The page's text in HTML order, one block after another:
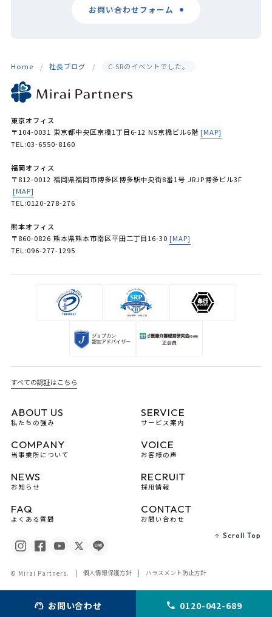
お問い合わせ 0120-042-689
お問い合わせフォーム
Home 社長ブログ C-SRのイベントでした。
Scroll Top
東京オフィス
〒104-0031 東京都中央区京橋1丁目6-12 NS京橋ビル6階 [MAP]
TEL:03-6550-8160
福岡オフィス
〒812-0012 福岡県福岡市博多区博多駅中央街8番1号 JRJP博多ビル3F
[MAP]
TEL:0120-278-276
熊本オフィス
〒860-0826 熊本県熊本市南区平田二丁目16-30 [MAP]
TEL:096-277-1295
すべての認証はこちら
ABOUT US
私たちの強み
SERVICE
サービス案内
COMPANY
当事業所について
VOICE
お客様の声
NEWS
お知らせ
RECRUIT
採用情報
FAQ
よくある質問
CONTACT
お問い合わせ
© Mirai Partners. 個人情報保護方針 ハラスメント防止方針